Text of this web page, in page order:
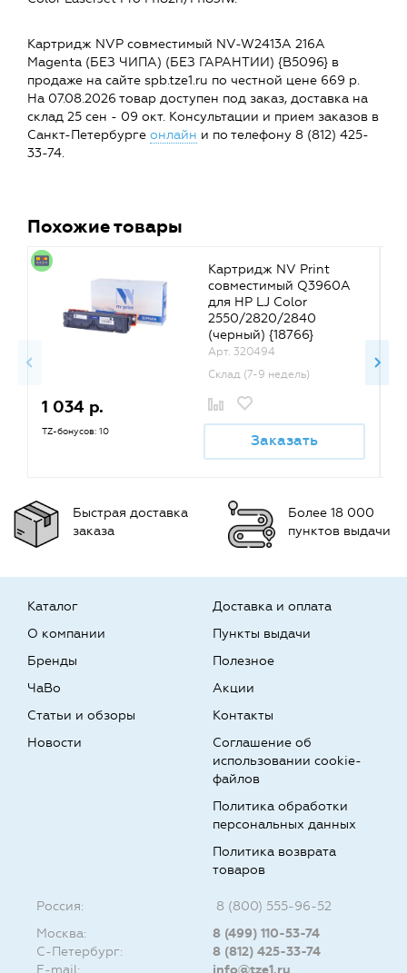
Картридж NVP совместимый NV-W2413A 216A
Magenta (БЕЗ ЧИПА) (БЕЗ ГАРАНТИИ) {B5096} в
продаже на сайте spb.tze1.ru по честной цене 669 р.
На 07.08.2026 товар доступен под заказ, доставка на
склад 25 сен - 09 окт. Консультации и прием заказов в
Санкт-Петербурге онлайн и по телефону 8 (812) 425-
33-74.
Похожие товары
Картридж NV Print
совместимый Q3960A
для HP LJ Color
2550/2820/2840
(черный) {18766}
Арт. 320494
Склад (7-9 недель)
1 034 р.
TZ-бонусов: 10 Заказать
Быстрая доставка
заказа
Более 18 000
пунктов выдачи
Каталог
О компании
Бренды
Доставка и оплата
Пункты выдачи
Полезное
ЧаВо
Статьи и обзоры
Новости
Акции
Контакты
Соглашение об
использовании cookie-
файлов
Политика обработки
персональных данных
Политика возврата
товаров
Россия:
8 (800) 555-96-52
Москва:
8 (499) 110-53-74
С-Петербург:
8 (812) 425-33-74